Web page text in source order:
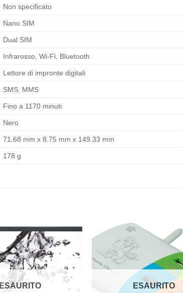
Non specificato
Nano SIM
Dual SIM
Infrarosso, Wi-Fi, Bluetooth
Lettore di impronte digitali
SMS, MMS
Fino a 1170 minuti
Nero
71.68 mm x 8.75 mm x 149.33 mm
178 g
Aggiungi
alla lista
desideri
ESAURITO ESAURITO